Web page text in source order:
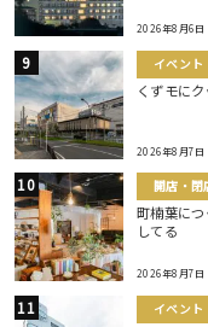
2026年8月6日
イベント
くずモに
2026年8月7日
開店・閉
町楠葉に
してる
2026年8月7日
イベント